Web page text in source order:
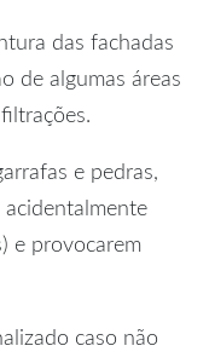
das fachadas
de algumas áreas
e pedras,
acidentalmente
e provocarem
caso não